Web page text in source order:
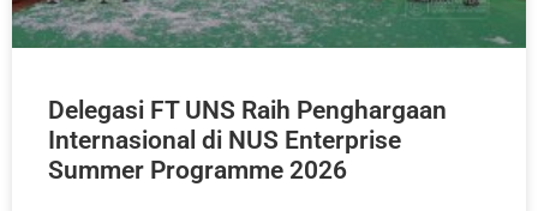
Delegasi FT UNS Raih Penghargaan
Internasional di NUS Enterprise
Summer Programme 2026